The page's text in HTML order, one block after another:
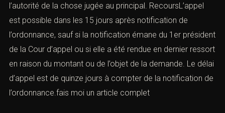
l’autorité de la chose jugée au principal. RecoursL’appel
est possible dans les 15 jours après notification de
l’ordonnance, sauf si la notification émane du 1er président
de la Cour d’appel ou si elle a été rendue en dernier ressort
en raison du montant ou de l’objet de la demande. Le délai
d’appel est de quinze jours à compter de la notification de
l’ordonnance.fais moi un article complet